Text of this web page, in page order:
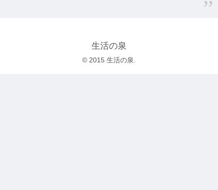
生活の泉
© 2015 生活の泉.